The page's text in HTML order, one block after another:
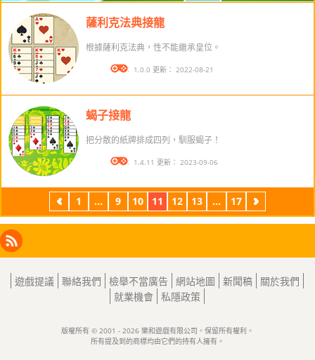
薩利克法典接龍
根據薩利克法典，性不能繼承皇位。
版本： 1.0.0 更新： 2022-08-21
蝎子接龍
把分散的紙牌排成四列，馴服蝎子！
版本： 1.4.11 更新： 2023-09-06
上
一
1 ... 9 10 11 12 13 ... 17
下
一
Facebook
Instagram
X
LinkedIn
RSS
遊戲提議 聯絡我們 檢舉不當廣告 網站地圖 新聞稿
關於我們
就業機會 私隱政策
版權所有 © 2001 - 2026 樂和遊戲有限公司。保留所有權利。
所有提及到的商標均由它們的持有人擁有。